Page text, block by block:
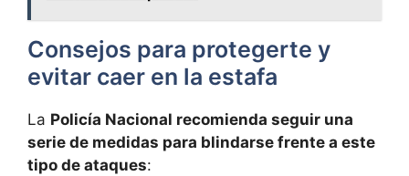
Consejos para protegerte y
evitar caer en la estafa
La Policía Nacional recomienda seguir una
serie de medidas para blindarse frente a este
tipo de ataques: